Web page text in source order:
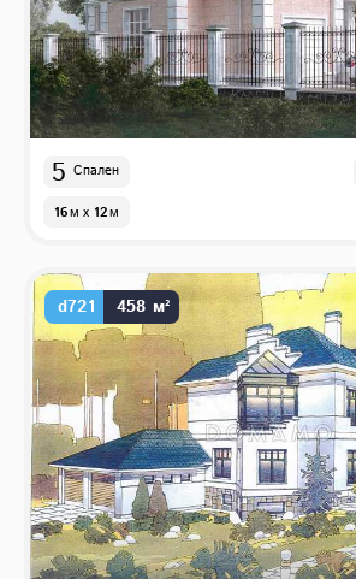
5 Спален
16м x 12м
d721 458 м²